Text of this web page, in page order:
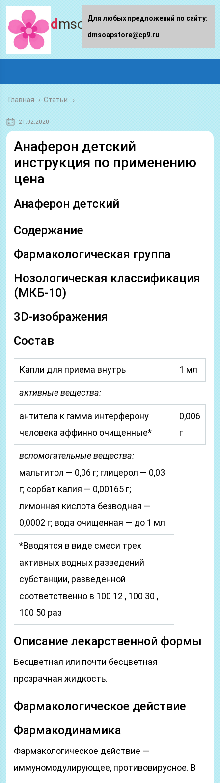
dmsoapstore.ru
Главная › Статьи
21.02.2020
Анаферон детский
инструкция по применению
цена
Анаферон детский
Содержание
Фармакологическая группа
Нозологическая классификация
(МКБ-10)
3D-изображения
Состав
Капли для приема внутрь 1 мл
активные вещества:
антитела к гамма интерферону
человека аффинно очищенные*
0,006
г
вспомогательные вещества:
мальтитол — 0,06 г; глицерол — 0,03
г; сорбат калия — 0,00165 г;
лимонная кислота безводная —
0,0002 г; вода очищенная — до 1 мл
*Вводятся в виде смеси трех
активных водных разведений
субстанции, разведенной
соответственно в 100 12 , 100 30 ,
100 50 раз
Описание лекарственной формы
Бесцветная или почти бесцветная
прозрачная жидкость.
Фармакологическое действие
Фармакодинамика
Фармакологическое действие —
иммуномодулирующее, противовирусное. В
Для любых предложений по сайту:
dmsoapstore@cp9.ru